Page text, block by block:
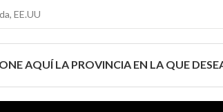
EE.UU
AQUÍ LA PROVINCIA EN LA QUE